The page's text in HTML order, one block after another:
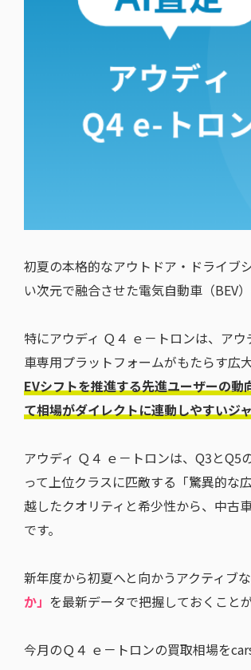
初夏の本格的なアウトドア・ドライブ
い次元で融合させた電気自動車（BEV
特にアウディ Ｑ４ ｅ－トロンは、ア
車専用プラットフォームがもたらす広
EVシフトを推進する先進ユーザーの
て相場がダイレクトに連動しやすいジ
アウディ Ｑ４ ｅ－トロンは、Q3とQ5
って上位クラスに匹敵する「驚異的な
越したクオリティと希少性から、中古
です。
新年度から初夏へと向かうアクティブ
か」 を最新データで把握しておくこと
今月のＱ４ ｅ－トロンの買取相場を